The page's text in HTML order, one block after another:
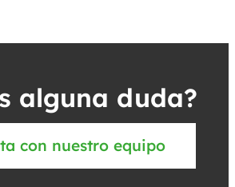
alguna duda?
con nuestro equipo